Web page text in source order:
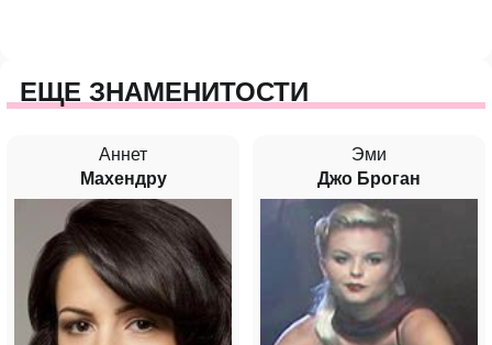
ЕЩЕ ЗНАМЕНИТОСТИ
Аннет
Махендру
Эми
Джо Броган